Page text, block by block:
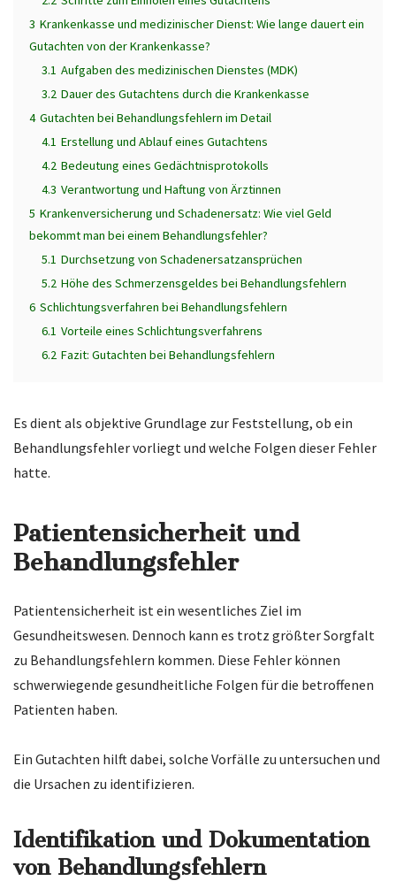
3 Krankenkasse und medizinischer Dienst: Wie lange dauert ein
Gutachten von der Krankenkasse?
3.1 Aufgaben des medizinischen Dienstes (MDK)
3.2 Dauer des Gutachtens durch die Krankenkasse
4 Gutachten bei Behandlungsfehlern im Detail
4.1 Erstellung und Ablauf eines Gutachtens
4.2 Bedeutung eines Gedächtnisprotokolls
4.3 Verantwortung und Haftung von Ärztinnen
5 Krankenversicherung und Schadenersatz: Wie viel Geld
bekommt man bei einem Behandlungsfehler?
5.1 Durchsetzung von Schadenersatzansprüchen
5.2 Höhe des Schmerzensgeldes bei Behandlungsfehlern
6 Schlichtungsverfahren bei Behandlungsfehlern
6.1 Vorteile eines Schlichtungsverfahrens
6.2 Fazit: Gutachten bei Behandlungsfehlern
Es dient als objektive Grundlage zur Feststellung, ob ein
Behandlungsfehler vorliegt und welche Folgen dieser Fehler
hatte.
Patientensicherheit und
Behandlungsfehler
Patientensicherheit ist ein wesentliches Ziel im
Gesundheitswesen. Dennoch kann es trotz größter Sorgfalt
zu Behandlungsfehlern kommen. Diese Fehler können
schwerwiegende gesundheitliche Folgen für die betroffenen
Patienten haben.
Ein Gutachten hilft dabei, solche Vorfälle zu untersuchen und
die Ursachen zu identifizieren.
Identifikation und Dokumentation
von Behandlungsfehlern